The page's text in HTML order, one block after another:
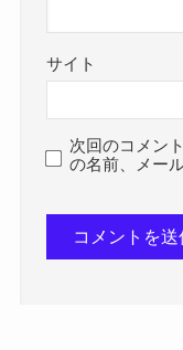
サイト
次回のコメン
の名前、メー